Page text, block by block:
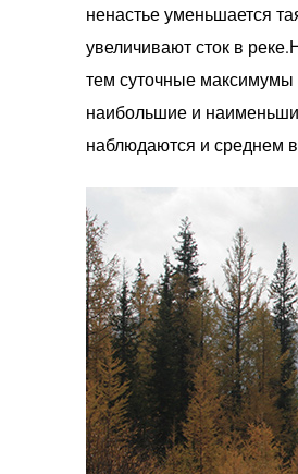
ненастье уменьшается
увеличивают сток в
тем суточные
наибольшие и
наблюдаются и среднем